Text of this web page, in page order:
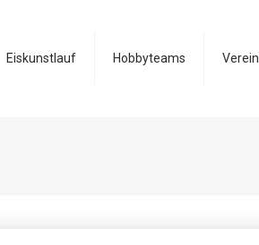
Eiskunstlauf Hobbyteams Verein